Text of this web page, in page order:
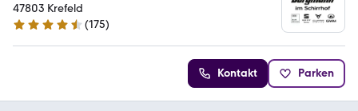
47803 Krefeld
4.5 Sterne
(175)
Kontakt Parken